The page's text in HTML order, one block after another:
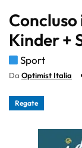
Kinder +
Sport
Da Optimist Italia
Regate